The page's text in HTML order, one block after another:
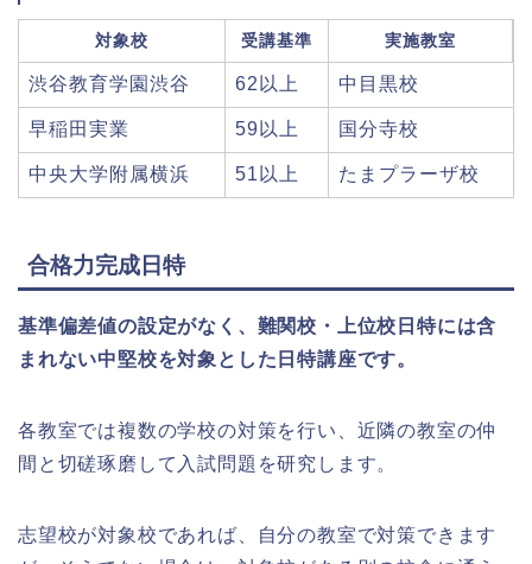
対象校 受講基準 実施教室
渋谷教育学園渋谷 62以上 中目黒校
早稲田実業 59以上 国分寺校
中央大学附属横浜 51以上 たまプラーザ校
合格力完成日特
基準偏差値の設定がなく、難関校・上位校日特には含
まれない中堅校を対象とした日特講座です。
各教室では複数の学校の対策を行い、近隣の教室の仲
間と切磋琢磨して入試問題を研究します。
志望校が対象校であれば、自分の教室で対策できます